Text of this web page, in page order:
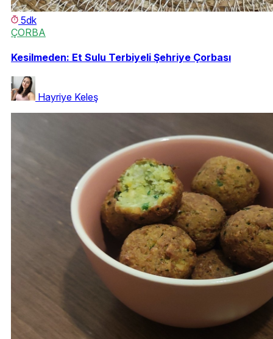
5dk
ÇORBA
Kesilmeden: Et Sulu Terbiyeli Şehriye Çorbası
Hayriye Keleş